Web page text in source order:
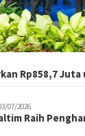
Rp858,7
07/2026
Raih